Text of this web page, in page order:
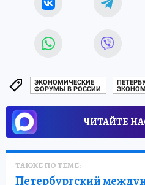
ЭКОНОМИЧЕСКИЕ
ФОРУМЫ В РОССИИ
ЧИТАЙТЕ
ТАКЖЕ ПО ТЕМЕ:
Петербургский